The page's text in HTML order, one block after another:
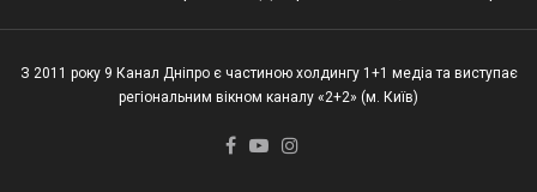
З 2011 року 9 Канал Дніпро є частиною холдингу 1+1 медіа та виступає
регіональним вікном каналу «2+2» (м. Київ)